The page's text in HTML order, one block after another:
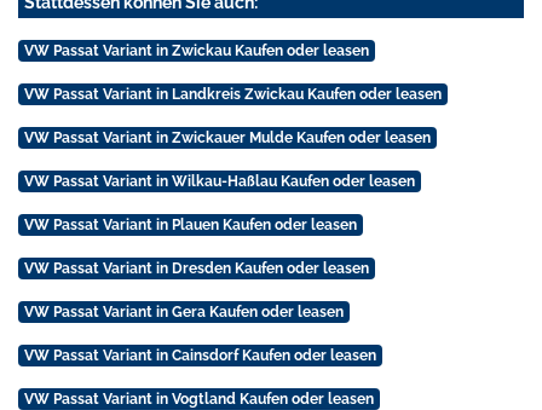
VW Passat Variant in Zwickau Kaufen oder leasen
VW Passat Variant in Landkreis Zwickau Kaufen oder leasen
VW Passat Variant in Zwickauer Mulde Kaufen oder leasen
VW Passat Variant in Wilkau-Haßlau Kaufen oder leasen
VW Passat Variant in Plauen Kaufen oder leasen
VW Passat Variant in Dresden Kaufen oder leasen
VW Passat Variant in Gera Kaufen oder leasen
VW Passat Variant in Cainsdorf Kaufen oder leasen
VW Passat Variant in Vogtland Kaufen oder leasen